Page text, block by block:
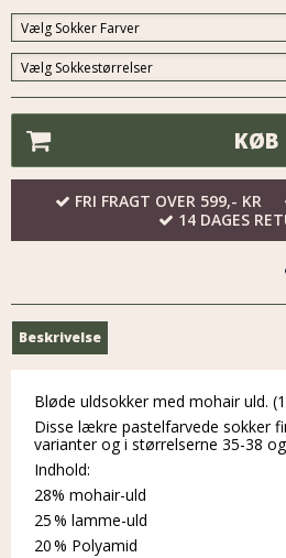
Vælg Sokker Farver
Vælg Sokkestørrelser
KØB
FRI FRAGT OVER 599,- KR
14 DAGES
Beskrivelse
Bløde uldsokker med mohair uld.
Disse lækre pastelfarvede sokker
varianter og i størrelserne 35-38
Indhold:
28% mohair-uld
25 % lamme-uld
20 % Polyamid